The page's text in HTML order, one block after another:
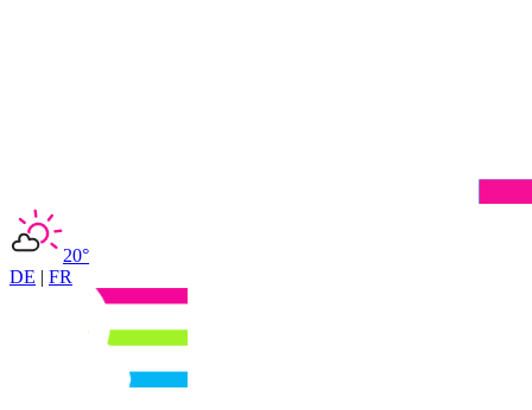
20°
DE | FR